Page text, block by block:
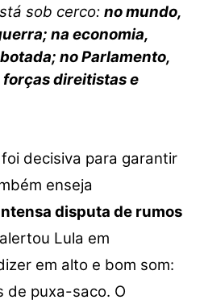
sob cerco: no mundo,
na economia,
no Parlamento,
forças direitistas e
decisiva para garantir
enseja
disputa de rumos
Lula em
em alto e bom som:
de puxa-saco. O